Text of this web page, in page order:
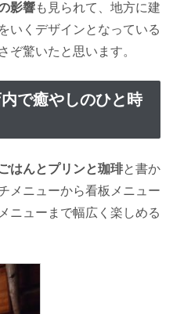
影響も見られて、地方に建
いくデザインとなっている
ぞ驚いたと思います。
で癒やしのひと時
ごはんとプリンと珈琲と書か
メニューから看板メニュー
ニューまで幅広く楽しめる